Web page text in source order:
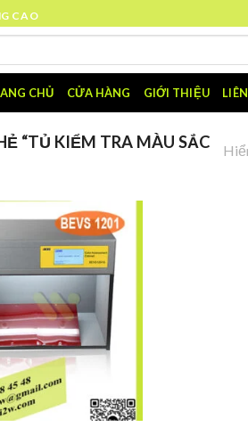
CAO
CHỦ CỬA HÀNG GIỚI THIỆU
“TỦ KIỂM TRA MÀU SẮC